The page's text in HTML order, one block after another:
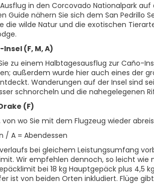
in den Corcovado Nationalpark
Guide nähern Sie sich dem San Pedrillo
die wilde Natur und die exotischen
(F, M, A)
zu einem Halbtagesausflug zur Caño-
außerdem wurde hier auch eines der
Wanderungen auf der Insel sind
schnorcheln und die nahegelegenen
(F)
wo Sie mit dem Flugzeug wieder
/ A = Abendessen
bei gleichem Leistungsumfang
Wir empfehlen dennoch, so leicht wie
bei 18 kg Hauptgepäck plus 4,5
ist von beiden Orten inkludiert. Flüge